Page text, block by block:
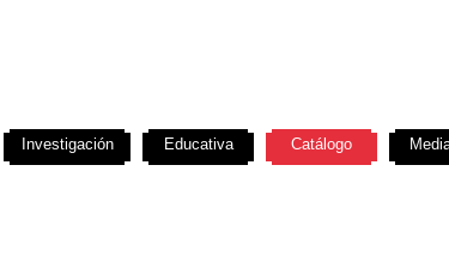
Investigación Educativa Catálogo